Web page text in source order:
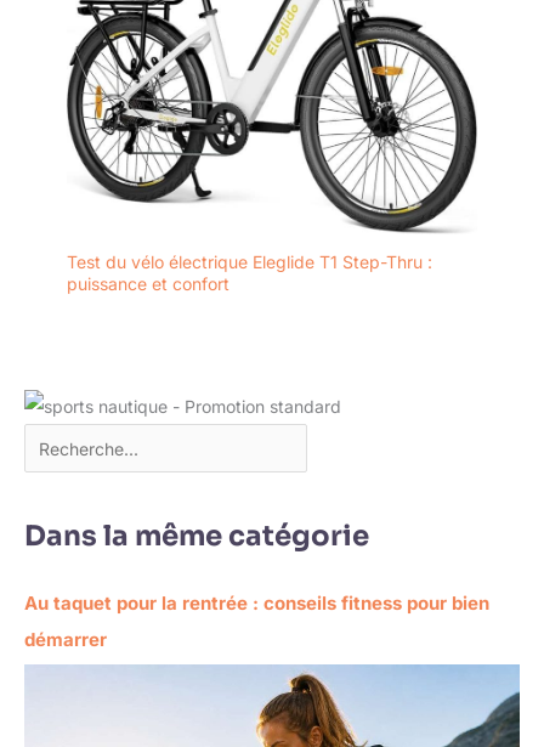
Test du vélo électrique Eleglide T1 Step-Thru :
puissance et confort
Dans la même catégorie
Au taquet pour la rentrée : conseils fitness pour bien
démarrer